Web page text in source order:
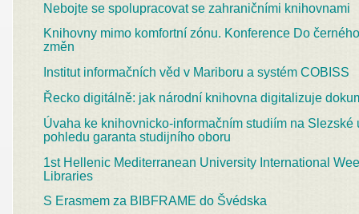
Nebojte se spolupracovat se zahraničními knihovnami
Knihovny mimo komfortní zónu. Konference Do
změn
Institut informačních věd v Mariboru a systém COBISS
Řecko digitálně: jak národní knihovna digitalizuje
Úvaha ke knihovnicko-informačním studiím na Slezské
pohledu garanta studijního oboru
1st Hellenic Mediterranean University International
Libraries
S Erasmem za BIBFRAME do Švédska